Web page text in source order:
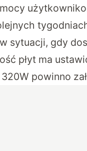
sytuacji, gdy
płyt ma
powinno